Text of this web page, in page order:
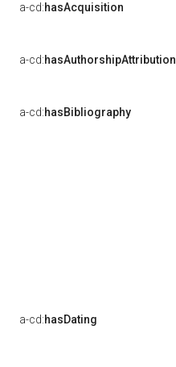
a-cd:hasAcquisition
a-cd:hasAuthorshipAttribution
a-cd:hasBibliography
a-cd:hasDating